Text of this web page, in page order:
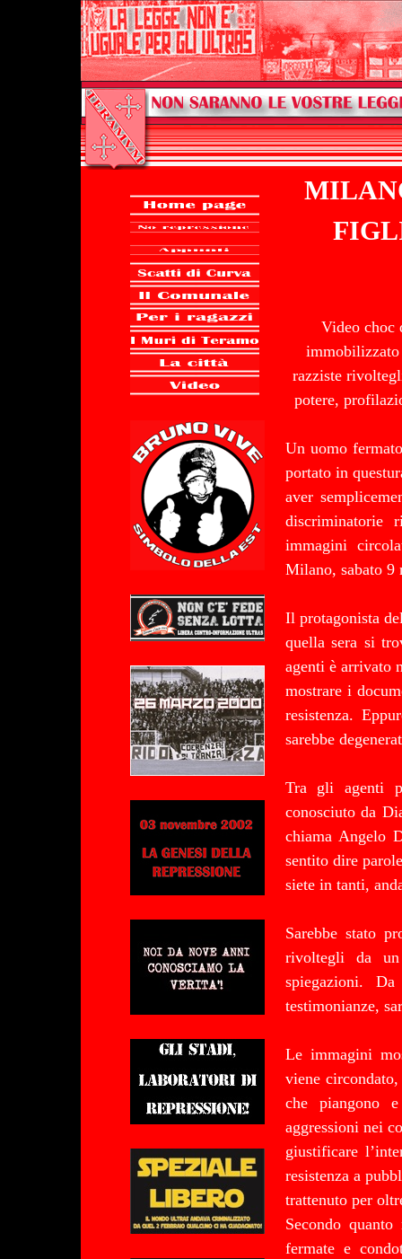
Video choc
immobilizzato
razziste
potere,
Un uomo
portato in
aver
discriminatorie
immagini
Milano, sabato 9
Il protagonista
quella sera si
agenti è arrivato
mostrare i
resistenza.
sarebbe
Tra gli agenti
conosciuto da
chiama Angelo
sentito dire
siete in tanti,
Sarebbe stato
rivoltegli da un
spiegazioni.
testimonianze,
Le immagini
viene
che piangono
aggressioni nei
giustificare
resistenza a
trattenuto per
Secondo
fermate e